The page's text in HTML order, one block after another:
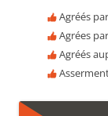
Agréés
Agrées
Agréés